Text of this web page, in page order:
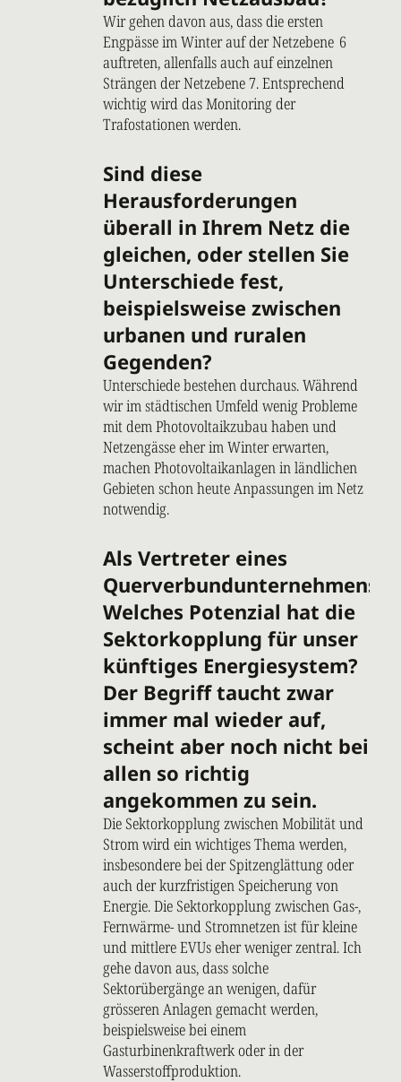
Wir gehen davon aus, dass die ersten
Engpässe im Winter auf der Netzebene 6
auftreten, allenfalls auch auf einzelnen
Strängen der Netzebene 7. Entsprechend
wichtig wird das Monitoring der
Trafostationen werden.
Sind diese
Herausforderungen
überall in Ihrem Netz die
gleichen, oder stellen Sie
Unterschiede fest,
beispielsweise zwischen
urbanen und ruralen
Gegenden?
Unterschiede bestehen durchaus. Während
wir im städtischen Umfeld wenig Probleme
mit dem Photovoltaikzubau haben und
Netzengässe eher im Winter erwarten,
machen Photovoltaikanlagen in ländlichen
Gebieten schon heute Anpassungen im Netz
notwendig.
Als Vertreter eines
Querverbundunternehmens:
Welches Potenzial hat die
Sektorkopplung für unser
künftiges Energiesystem?
Der Begriff taucht zwar
immer mal wieder auf,
scheint aber noch nicht bei
allen so richtig
angekommen zu sein.
Die Sektorkopplung zwischen Mobilität und
Strom wird ein wichtiges Thema werden,
insbesondere bei der Spitzenglättung oder
auch der kurzfristigen Speicherung von
Energie. Die Sektorkopplung zwischen Gas-,
Fernwärme- und Stromnetzen ist für kleine
und mittlere EVUs eher weniger zentral. Ich
gehe davon aus, dass solche
Sektorübergänge an wenigen, dafür
grösseren Anlagen gemacht werden,
beispielsweise bei einem
Gasturbinenkraftwerk oder in der
Wasserstoffproduktion.